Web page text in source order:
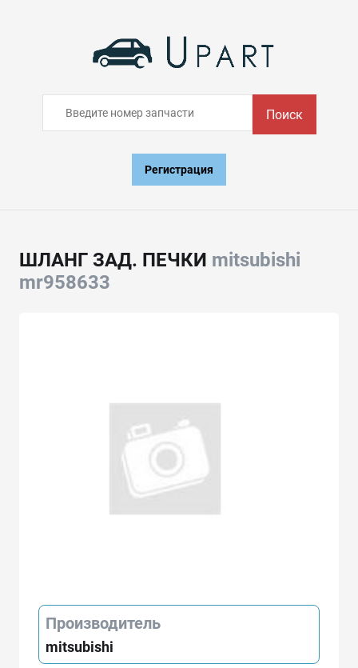
Поиск
Регистрация
ШЛАНГ ЗАД. ПЕЧКИ mitsubishi
mr958633
Производитель
mitsubishi